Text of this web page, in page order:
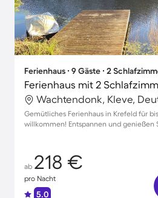
Ferienhaus ∙ 9 Gäste ∙ 2
Ferienhaus mit 2
Wachtendonk, Kleve,
Gemütliches Ferienhaus in Krefeld für
willkommen! Entspannen und genießen
ab 218 €
pro Nacht
5.0